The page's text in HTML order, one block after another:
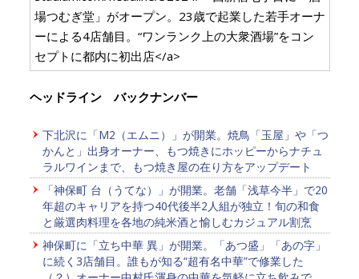
場つむぎ堂」がオープン。23歳で起業した若手オーナ
ーによる4店舗目。“ワンランク上の大衆酒場”をコン
セプトに都内に初出店</a>
ヘッドライン バックナンバー
下北沢に「M2（エムニ）」が開業。焼鳥「玉屋」や「つ
かんと」出身オーナー、もつ焼きにホッピーからナチュ
ラルワインまで、もつ焼き屋の在り方をアップデート
「神保町 台（うてな）」が開業。老舗「浅草今半」で20
年超のキャリアを持つ40代後半2人組が独立！旬の和食
と厳選肉料理を各地の純米酒と愉しむカジュアル割烹
神保町に「立ち中華 異」が開業。「あつ盛」「あの字」
に続く3店舗目。誰もが知る“超有名中華”で修業した